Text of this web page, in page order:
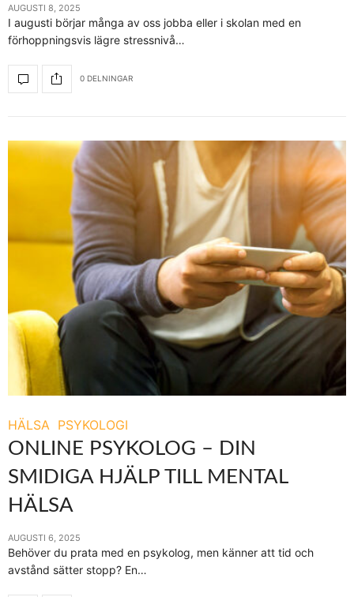
AUGUSTI 8, 2025
I augusti börjar många av oss jobba eller i skolan med en
förhoppningsvis lägre stressnivå…
0 DELNINGAR
HÄLSA PSYKOLOGI
ONLINE PSYKOLOG – DIN
SMIDIGA HJÄLP TILL MENTAL
HÄLSA
AUGUSTI 6, 2025
Behöver du prata med en psykolog, men känner att tid och
avstånd sätter stopp? En…